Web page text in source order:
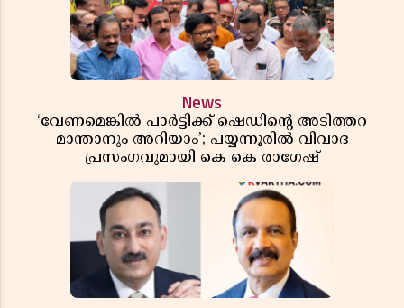
News
‘വേണമെങ്കിൽ പാർട്ടിക്ക് ഷെഡിൻ്റെ അടിത്തറ
മാന്താനും അറിയാം’; പയ്യന്നൂരിൽ വിവാദ
പ്രസംഗവുമായി കെ കെ രാഗേഷ്